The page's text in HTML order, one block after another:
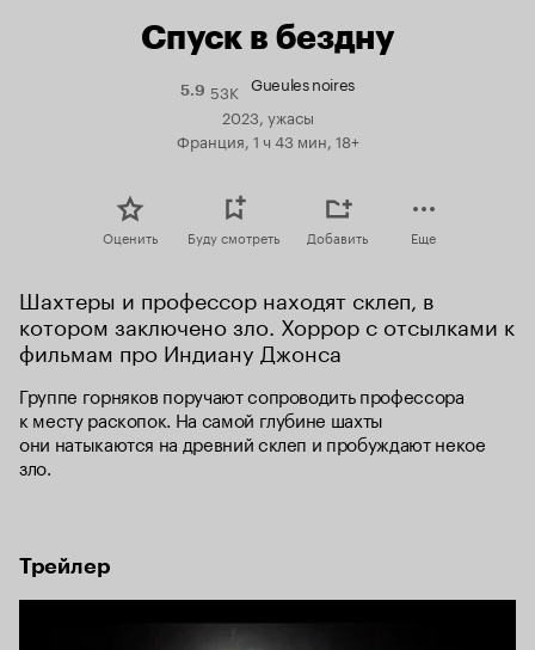
Спуск в бездну
5.9Рейтинг
Кинопоиска
53K Gueules noires
2023, ужасы
Франция, 1 ч 43 мин, 18+
Оценить Буду смотреть Добавить Еще
Шахтеры и профессор находят склеп, в
котором заключено зло. Хоррор с отсылками к
фильмам про Индиану Джонса
Группе горняков поручают сопроводить профессора
к месту раскопок. На самой глубине шахты
они натыкаются на древний склеп и пробуждают некое
зло.
Трейлер